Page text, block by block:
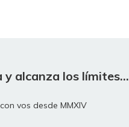
y alcanza los límites...
con vos desde MMXIV